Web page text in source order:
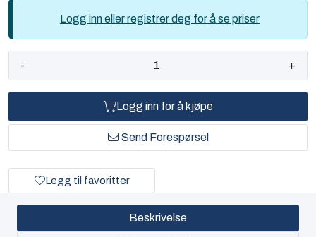
Logg inn eller registrer deg for å se priser
- +
Logg inn for å kjøpe
Send Forespørsel
Legg til favoritter
Beskrivelse